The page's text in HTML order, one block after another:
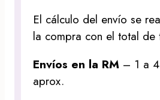
El cálculo del envío se
la compra con el total de
Envíos en la RM – 1 a
aprox.